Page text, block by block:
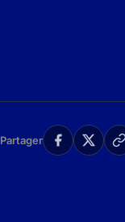
Partager